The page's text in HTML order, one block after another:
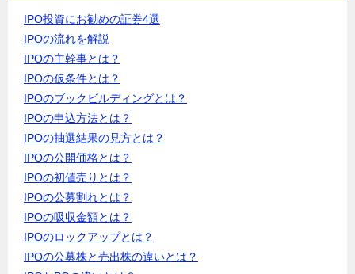
IPO投資にお勧めの証券4選
IPOの流れを解説
IPOの主幹事とは？
IPOの仮条件とは？
IPOのブックビルディングとは？
IPOの申込方法とは？
IPOの抽選結果の見方とは？
IPOの公開価格とは？
IPOの初値売りとは？
IPOの公募割れとは？
IPOの吸収金額とは？
IPOのロックアップとは？
IPOの公募株と売出株の違いとは？